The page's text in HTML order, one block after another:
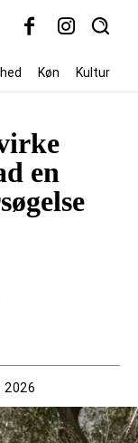
Køn Kultur
en
2026